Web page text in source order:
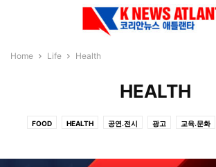
Home Life Health
HEALTH
FOOD HEALTH 공연.전시 광고 교육.문화